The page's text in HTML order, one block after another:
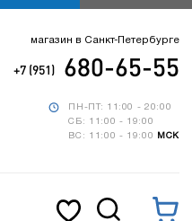
ПН-ПТ: 11:00 - 20:00
СБ: 11:00 - 19:00
ВС: 11:00 - 19:00
МСК
магазин в Санкт-Петербурге
+7 (951) 680-65-55